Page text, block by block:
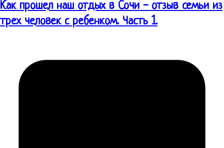
Как прошел наш отдых в Сочи - отзыв семьи из
трех человек с ребенком. Часть 1.